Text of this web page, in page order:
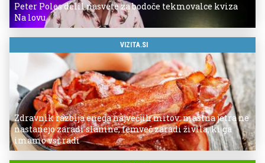
Peter Poles delil nasvete za bodoče tekmovalce kviza
Na lovu
VIZITA.SI
Zdravnik razbija enega največjih mitov: mastna jetra ne
nastanejo zaradi slanine, temveč zaradi živila, ki ga
imamo vsi radi